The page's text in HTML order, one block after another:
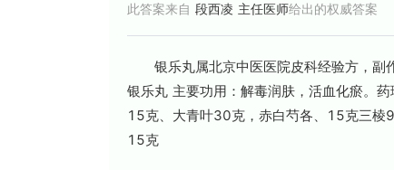
此答案来自 段西凌 主任医师给出的权威答案
银乐丸属北京中医医院皮科经验方，副作
银乐丸 主要功用：解毒润肤，活血化瘀。
15克、大青叶30克，赤白芍各、15克三
15克